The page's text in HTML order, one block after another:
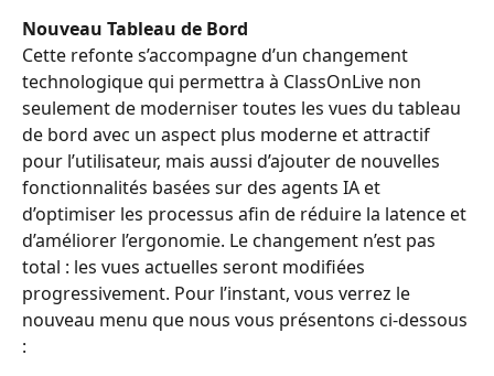
Nouveau Tableau de Bord
Cette refonte s’accompagne d’un changement
technologique qui permettra à ClassOnLive non
seulement de moderniser toutes les vues du tableau
de bord avec un aspect plus moderne et attractif
pour l’utilisateur, mais aussi d’ajouter de nouvelles
fonctionnalités basées sur des agents IA et
d’optimiser les processus afin de réduire la latence et
d’améliorer l’ergonomie. Le changement n’est pas
total : les vues actuelles seront modifiées
progressivement. Pour l’instant, vous verrez le
nouveau menu que nous vous présentons ci-dessous
: